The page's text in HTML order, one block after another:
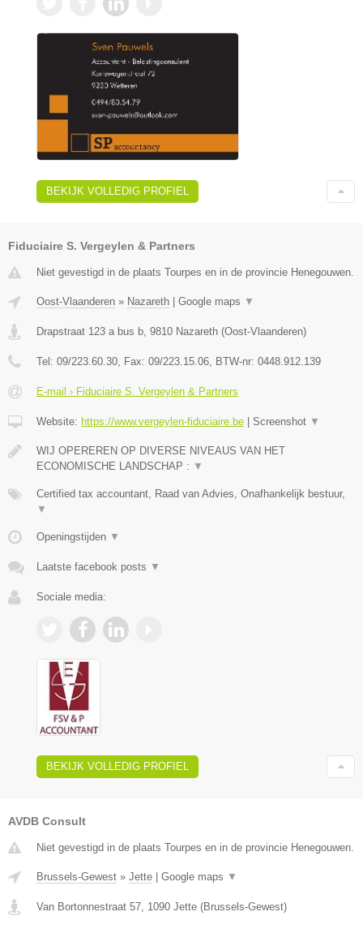
BEKIJK VOLLEDIG PROFIEL
Fiduciaire S. Vergeylen & Partners
Niet gevestigd in de plaats Tourpes en in de provincie Henegouwen.
Oost-Vlaanderen » Nazareth Google maps ▼
Drapstraat 123 a bus b, 9810 Nazareth (Oost-Vlaanderen)
Tel: 09/223.60.30, Fax: 09/223.15.06, BTW-nr: 0448.912.139
E-mail › Fiduciaire S. Vergeylen & Partners
Website: https://www.vergeylen-fiduciaire.be Screenshot ▼
WIJ OPEREREN OP DIVERSE NIVEAUS VAN HET
ECONOMISCHE LANDSCHAP : ▼
Certified tax accountant, Raad van Advies, Onafhankelijk bestuur,
▼
Openingstijden ▼
Laatste facebook posts ▼
Sociale media:
BEKIJK VOLLEDIG PROFIEL
AVDB Consult
Niet gevestigd in de plaats Tourpes en in de provincie Henegouwen.
Brussels-Gewest » Jette | Google maps ▼
Van Bortonnestraat 57 1090 Jette (Brussels-Gewest)